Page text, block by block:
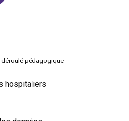
pédagogique
hospitaliers